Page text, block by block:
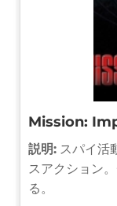
Mission:
説明: スパイ活
スアクション
る。